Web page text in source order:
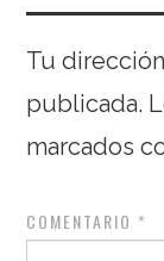
Tu
publicada.
marcados
COMENTARIO *